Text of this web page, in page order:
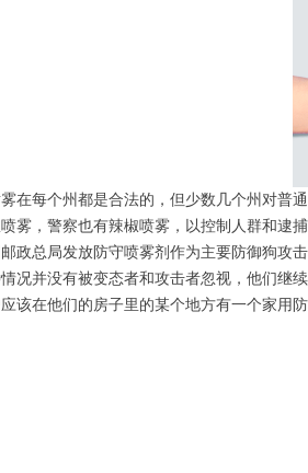
在每个州都是合法的，但少数几个州对普
雾，警察也有辣椒喷雾，以控制人群和逮
政总局发放防守喷雾剂作为主要防御狗攻
况并没有被变态者和攻击者忽视，他们继
该在他们的房子里的某个地方有一个家用